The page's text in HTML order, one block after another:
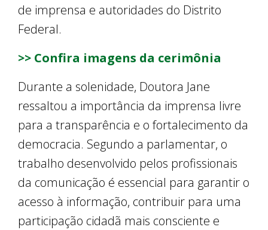
de imprensa e autoridades do Distrito
Federal.
>> Confira imagens da cerimônia
Durante a solenidade, Doutora Jane
ressaltou a importância da imprensa livre
para a transparência e o fortalecimento da
democracia. Segundo a parlamentar, o
trabalho desenvolvido pelos profissionais
da comunicação é essencial para garantir o
acesso à informação, contribuir para uma
participação cidadã mais consciente e